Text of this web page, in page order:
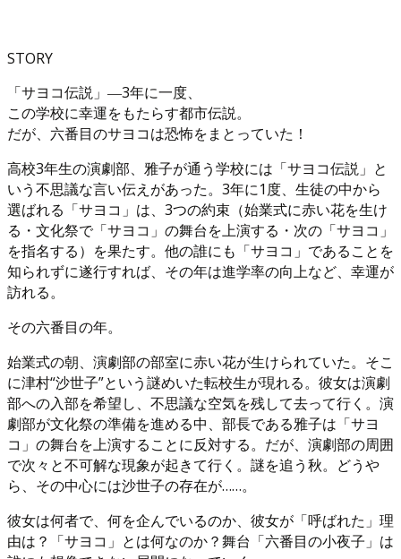
STORY
「サヨコ伝説」―3年に一度、
この学校に幸運をもたらす都市伝説。
だが、六番目のサヨコは恐怖をまとっていた！
高校3年生の演劇部、雅子が通う学校には「サヨコ伝説」と
いう不思議な言い伝えがあった。3年に1度、生徒の中から
選ばれる「サヨコ」は、3つの約束（始業式に赤い花を生け
る・文化祭で「サヨコ」の舞台を上演する・次の「サヨコ」
を指名する）を果たす。他の誰にも「サヨコ」であることを
知られずに遂行すれば、その年は進学率の向上など、幸運が
訪れる。
その六番目の年。
始業式の朝、演劇部の部室に赤い花が生けられていた。そこ
に津村“沙世子”という謎めいた転校生が現れる。彼女は演劇
部への入部を希望し、不思議な空気を残して去って行く。演
劇部が文化祭の準備を進める中、部長である雅子は「サヨ
コ」の舞台を上演することに反対する。だが、演劇部の周囲
で次々と不可解な現象が起きて行く。謎を追う秋。どうや
ら、その中心には沙世子の存在が……。
彼女は何者で、何を企んでいるのか、彼女が「呼ばれた」理
由は？「サヨコ」とは何なのか？舞台「六番目の小夜子」は